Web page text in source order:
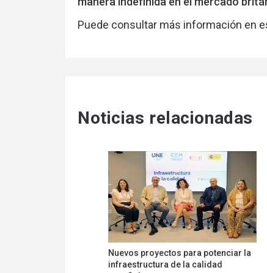
Puede consultar más información en
Noticias relacionadas
Nuevos proyectos para potenciar la
infraestructura de la calidad